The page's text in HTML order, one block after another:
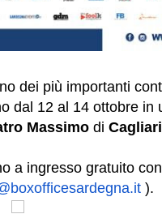
dei più importanti
dal 12 al 14 ottobre in
Massimo di Cagliari
a ingresso gratuito
).